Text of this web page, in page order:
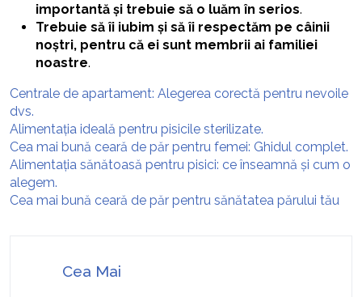
importantă și trebuie să o luăm în serios.
Trebuie să îi iubim și să îi respectăm pe câinii
noștri, pentru că ei sunt membrii ai familiei
noastre.
Centrale de apartament: Alegerea corectă pentru nevoile
dvs.
Alimentația ideală pentru pisicile sterilizate.
Cea mai bună ceară de păr pentru femei: Ghidul complet.
Alimentația sănătoasă pentru pisici: ce înseamnă și cum o
alegem.
Cea mai bună ceară de păr pentru sănătatea părului tău
Cea Mai